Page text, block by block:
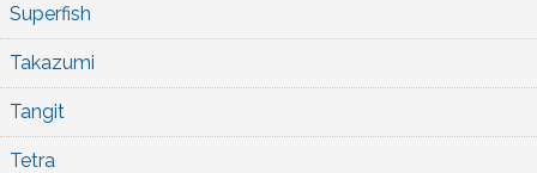
Superfish
Takazumi
Tangit
Tetra